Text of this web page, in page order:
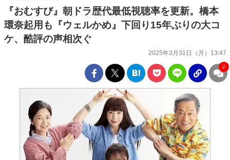
『おむすび』朝ドラ歴代最低視聴率を更新。橋本
環奈起用も『ウェルかめ』下回り15年ぶりの大コ
ケ、酷評の声相次ぐ
2025年3月31日（月）13:47
2